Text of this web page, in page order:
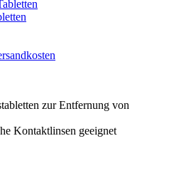
zur Entfernung von
Kontaktlinsen geeignet